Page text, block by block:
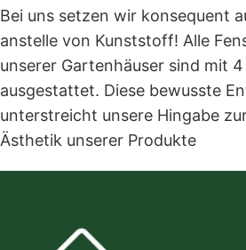
Bei uns setzen wir konsequent
anstelle von Kunststoff! Alle
unserer Gartenhäuser sind mit
ausgestattet. Diese bewusste
unterstreicht unsere Hingabe
Ästhetik unserer Produkte